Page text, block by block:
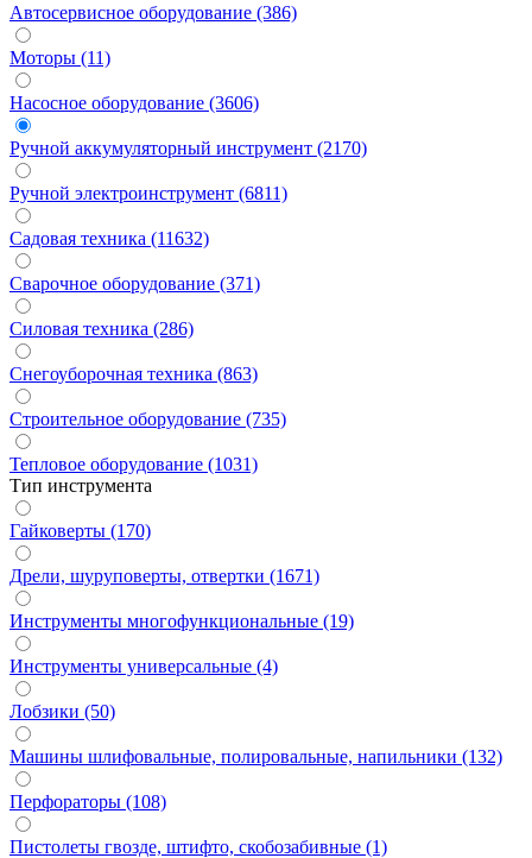
Автосервисное оборудование (386)
Моторы (11)
Насосное оборудование (3606)
Ручной аккумуляторный инструмент (2170)
Ручной электроинструмент (6811)
Садовая техника (11632)
Сварочное оборудование (371)
Силовая техника (286)
Снегоуборочная техника (863)
Строительное оборудование (735)
Тепловое оборудование (1031)
Тип инструмента
Гайковерты (170)
Дрели, шуруповерты, отвертки (1671)
Инструменты многофункциональные (19)
Инструменты универсальные (4)
Лобзики (50)
Машины шлифовальные, полировальные, напильники (132)
Перфораторы (108)
Пистолеты гвозде, штифто, скобозабивные (1)